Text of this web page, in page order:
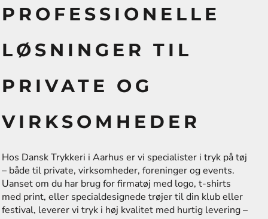
PROFESSIONELLE
LØSNINGER TIL
PRIVATE OG
VIRKSOMHEDER
Hos Dansk Trykkeri i Aarhus er vi specialister i tryk på tøj
– både til private, virksomheder, foreninger og events.
Uanset om du har brug for firmatøj med logo, t-shirts
med print, eller specialdesignede trøjer til din klub eller
festival, leverer vi tryk i høj kvalitet med hurtig levering –